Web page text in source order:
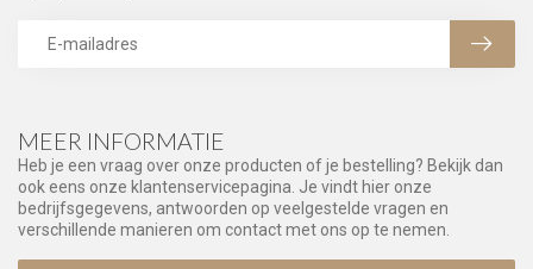
MEER INFORMATIE
Heb je een vraag over onze producten of je bestelling? Bekijk dan
ook eens onze klantenservicepagina. Je vindt hier onze
bedrijfsgegevens, antwoorden op veelgestelde vragen en
verschillende manieren om contact met ons op te nemen.